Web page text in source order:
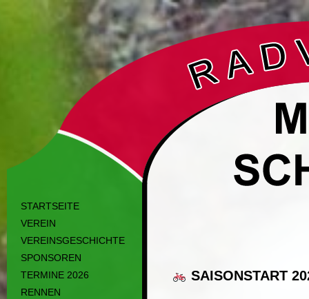
STARTSEITE
VEREIN
VEREINSGESCHICHTE
SPONSOREN
TERMINE 2026
RENNEN
SAISONSTART